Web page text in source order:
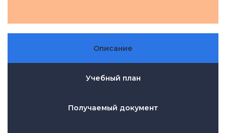
Описание
Учебный план
Получаемый документ